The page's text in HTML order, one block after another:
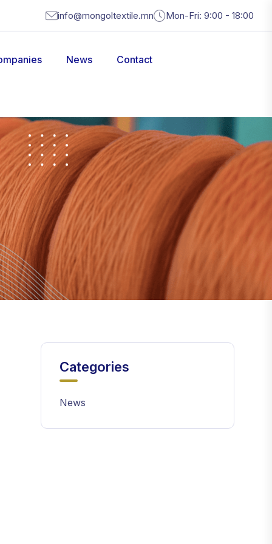
info@mongoltextile.mn Mon-Fri: 9:00 - 18:00
News Contact
Categories
News